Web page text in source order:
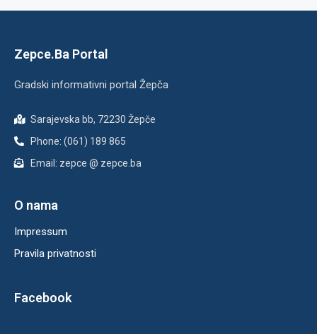
Zepce.Ba Portal
Gradski informativni portal Žepča
Sarajevska bb, 72230 Žepče
Phone: (061) 189 865
Email: zepce @ zepce.ba
O nama
Impressum
Pravila privatnosti
Facebook